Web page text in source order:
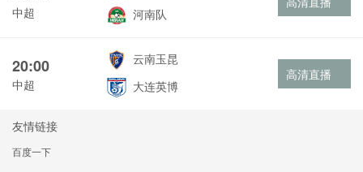
中超
河南队
20:00
中超
云南玉昆
大连英博
高清直播
友情链接
百度一下